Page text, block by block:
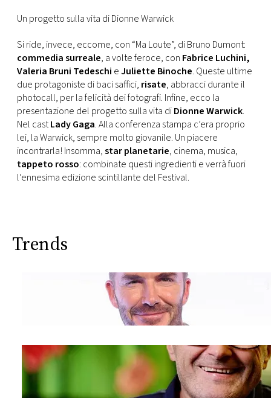
Un progetto sulla vita di Dionne Warwick
Si ride, invece, eccome, con “Ma Loute”, di Bruno Dumont:
commedia surreale, a volte feroce, con Fabrice Luchini,
Valeria Bruni Tedeschi eJuliette Binoche. Queste ultime
due protagoniste di baci saffici, risate, abbracci durante il
photocall, per la felicità dei fotografi. Infine, ecco la
presentazione del progetto sulla vita diDionne Warwick.
Nel castLady Gaga. Alla conferenza stampa c’era proprio
lei, la Warwick, sempre molto giovanile. Un piacere
incontrarla! Insomma,star planetarie, cinema, musica,
tappeto rosso: combinate questi ingredienti e verrà fuori
l’ennesima edizione scintillante del Festival.
Trends